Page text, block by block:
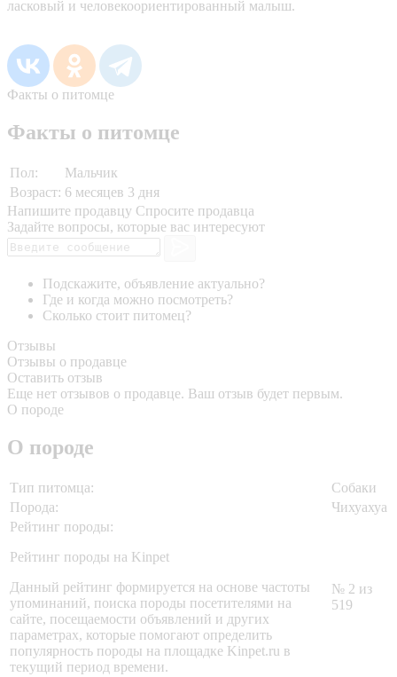
ласковый и человекоориентированный малыш.
Факты о питомце
Факты о питомце
Пол:
Мальчик
Возраст: 6 месяцев 3 дня
Напишите продавцу Спросите продавца
Задайте вопросы, которые вас интересуют
Подскажите, объявление актуально?
Где и когда можно посмотреть?
Сколько стоит питомец?
Отзывы
Отзывы о продавце
Оставить отзыв
Еще нет отзывов о продавце. Ваш отзыв будет первым.
О породе
О породе
Тип питомца:
Собаки
Порода:
Чихуахуа
Рейтинг породы:
Рейтинг породы на Kinpet
Данный рейтинг формируется на основе частоты
упоминаний, поиска породы посетителями на
сайте, посещаемости объявлений и других
параметрах, которые помогают определить
популярность породы на площадке Kinpet.ru в
текущий период времени.
№ 2 из
519